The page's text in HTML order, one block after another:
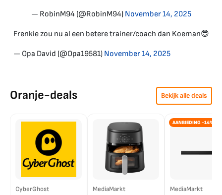
— RobinM94 (@RobinM94) November 14, 2025
Frenkie zou nu al een betere trainer/coach dan Koeman😎
— Opa David (@Opa19581) November 14, 2025
Oranje-deals Bekijk alle deals
CyberGhost MediaMarkt
AANBIEDING -14%
MediaMarkt